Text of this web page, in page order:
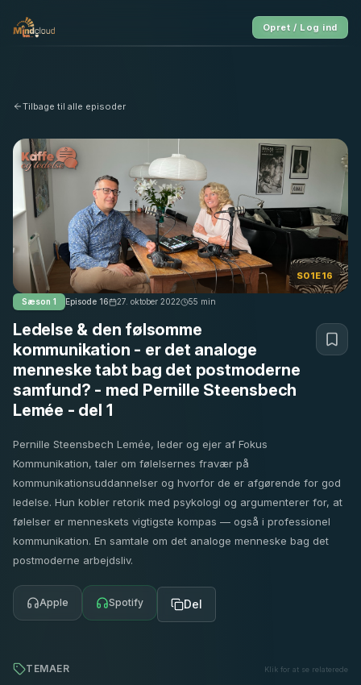
Opret / Log ind
Tilbage til alle episoder
S01E16
Sæson 1 Episode 16 27. oktober 2022 55 min
Ledelse & den følsomme
kommunikation - er det analoge
menneske tabt bag det postmoderne
samfund? - med Pernille Steensbech
Lemée - del 1
Pernille Steensbech Lemée, leder og ejer af Fokus
Kommunikation, taler om følelsernes fravær på
kommunikationsuddannelser og hvorfor de er afgørende for god
ledelse. Hun kobler retorik med psykologi og argumenterer for, at
følelser er menneskets vigtigste kompas — også i professionel
kommunikation. En samtale om det analoge menneske bag det
postmoderne arbejdsliv.
Apple Spotify Del
TEMAER Klik for at se relaterede